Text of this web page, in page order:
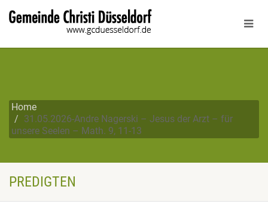
Home
31.05.2026-Andre Nagerski – Jesus der Arzt – für
unsere Seelen – Math. 9, 11-13
PREDIGTEN